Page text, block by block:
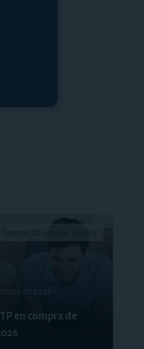
de 2026
en compra de